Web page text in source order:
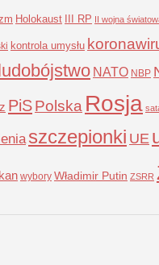
Holokaust III RP II wojna
kontrola umysłu
NATO NBP
PiSPolska Rosja
szczepionki UE
wybory Władimir Putin ZSRR